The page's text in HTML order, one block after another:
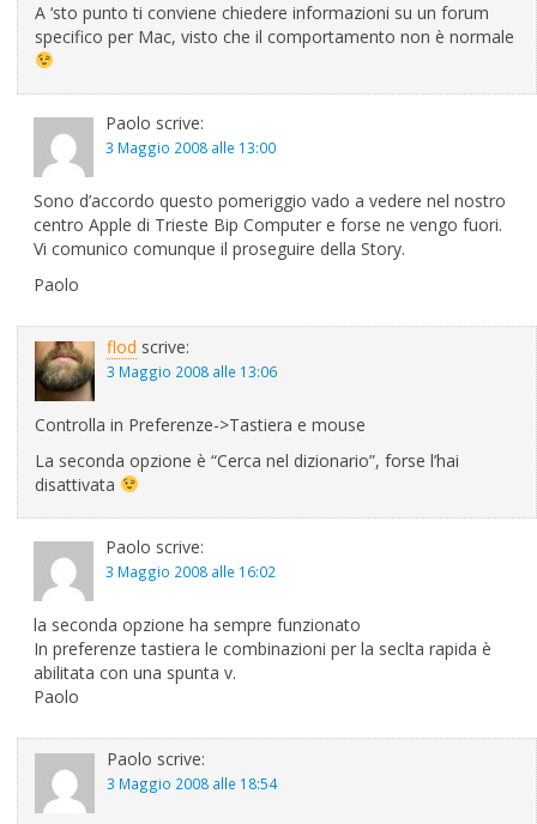
A ‘sto punto ti conviene chiedere informazioni su un forum
specifico per Mac, visto che il comportamento non è normale
Paolo scrive:
3 Maggio 2008 alle 13:00
Sono d’accordo questo pomeriggio vado a vedere nel nostro
centro Apple di Trieste Bip Computer e forse ne vengo fuori.
Vi comunico comunque il proseguire della Story.
Paolo
flod scrive:
3 Maggio 2008 alle 13:06
Controlla in Preferenze->Tastiera e mouse
La seconda opzione è “Cerca nel dizionario”, forse l’hai
disattivata
Paolo scrive:
3 Maggio 2008 alle 16:02
la seconda opzione ha sempre funzionato
In preferenze tastiera le combinazioni per la seclta rapida è
abilitata con una spunta v.
Paolo
Paolo scrive:
3 Maggio 2008 alle 18:54